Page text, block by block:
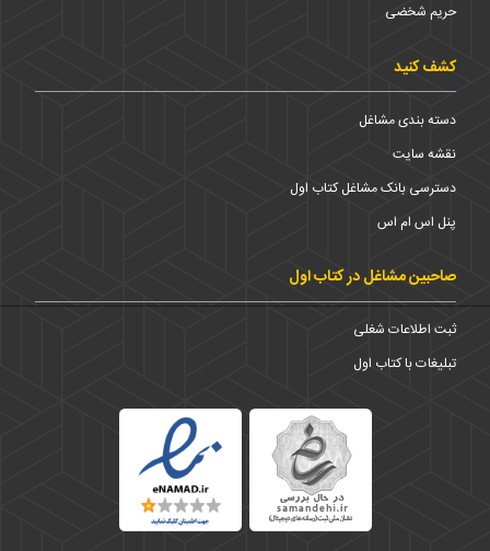
حریم شخضی
کشف کنید
دسته بندی مشاغل
نقشه سایت
دسترسی بانک مشاغل کتاب اول
پنل اس ام اس
صاحبین مشاغل در کتاب اول
ثبت اطلاعات شغلی
تبلیغات با کتاب اول